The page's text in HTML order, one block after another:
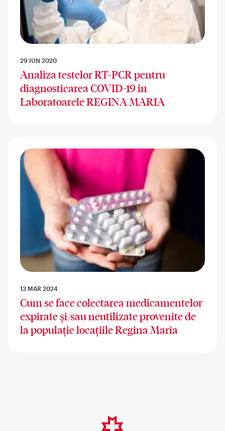
29 IUN 2020
Analiza testelor RT-PCR pentru
diagnosticarea COVID-19 in
Laboratoarele REGINA MARIA
13 MAR 2024
Cum se face colectarea medicamentelor
expirate și/sau neutilizate provenite de
la populație locațiile Regina Maria